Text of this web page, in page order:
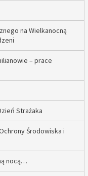
na Wielkanocną
– prace
Strażaka
Środowiska i
nocą…